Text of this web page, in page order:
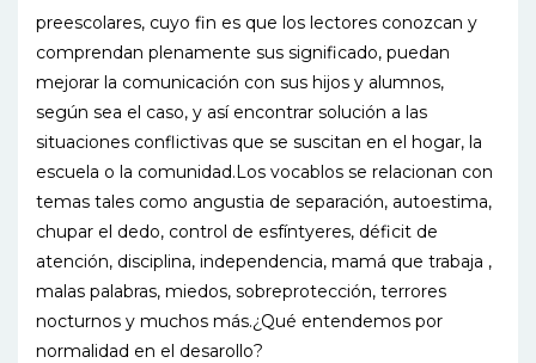
preescolares, cuyo fin es que los lectores conozcan y
comprendan plenamente sus significado, puedan
mejorar la comunicación con sus hijos y alumnos,
según sea el caso, y así encontrar solución a las
situaciones conflictivas que se suscitan en el hogar, la
escuela o la comunidad.Los vocablos se relacionan con
temas tales como angustia de separación, autoestima,
chupar el dedo, control de esfíntyeres, déficit de
atención, disciplina, independencia, mamá que trabaja ,
malas palabras, miedos, sobreprotección, terrores
nocturnos y muchos más.¿Qué entendemos por
normalidad en el desarollo?